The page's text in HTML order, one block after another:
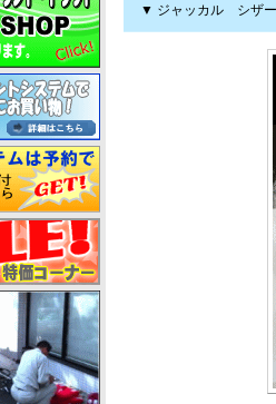
▼ ジャッカル シザー